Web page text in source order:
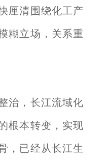
厘清围绕化工产
糊立场，关系重
，长江流域化
根本转变，实现
，已经从长江生